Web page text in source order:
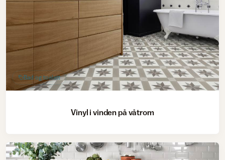
Bad og toalett
Vinyl i vinden på våtrom